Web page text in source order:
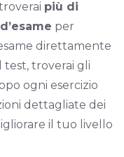
più di
per
direttamente
test, troverai gli
ogni esercizio
dettagliate dei
il tuo livello